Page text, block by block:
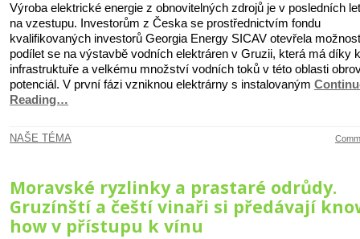
Výroba elektrické energie z obnovitelných zdrojů je v posledních
na vzestupu. Investorům z Česka se prostřednictvím fondu
kvalifikovaných investorů Georgia Energy SICAV otevřela možnost
podílet se na výstavbě vodních elektráren v Gruzii, která má díky
infrastruktuře a velkému množství vodních toků v této oblasti
potenciál. V první fázi vzniknou elektrárny s instalovaným
Reading…
NAŠE TÉMA
Moravské ryzlinky a prastaré odrůdy.
Gruzínští a čeští vinaři si předávají
how v přístupu k vínu